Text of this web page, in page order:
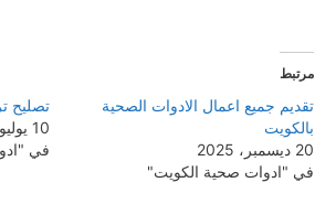
مرتبط
تقديم جميع اعمال الادوات الصحية
بالكويت
20 ديسمبر، 2025
في "ادوات صحية الكويت"
تصليح
10 يوليو، 2026
في